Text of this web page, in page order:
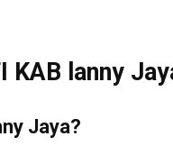
KAB lanny
Jaya?